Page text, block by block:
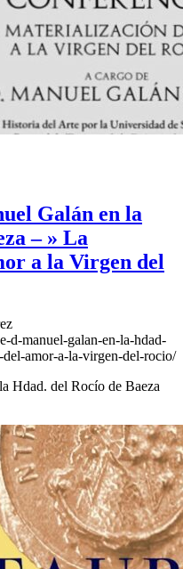
Galán en la
– » La
a la Virgen del
d-manuel-galan-en-la-hdad-
amor-a-la-virgen-del-rocio/
Hdad. del Rocío de Baeza